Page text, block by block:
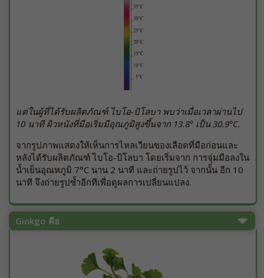
แต่ในผู้ที่ได้รับผลิตภัณฑ์ ไบโอ-บิโลบา พบว่าเมื่อเวลาผ่านไป
10 นาที ผิวหนังที่มือเริ่มมีอุณภูมิสูงขึ้นจาก 13.8° เป็น 30.9°C.
จากรูปภาพแสดงให้เห็นการไหลเวียนของเลือดที่มือก่อนและ
หลังได้รับผลิตภัณฑ์ ไบโอ-บิโลบา โดยเริ่มจาก การจุ่มมือลงใน
น้ำเย็นอุณหภูมิ 7°C นาน 2 นาที และถ่ายรูปไว้ จากนั้น อีก 10
นาที จึงถ่ายรูปซ้ำอีกทีเพื่อดูผลการเปลี่ยนแปลง.
Ginkgo คือ